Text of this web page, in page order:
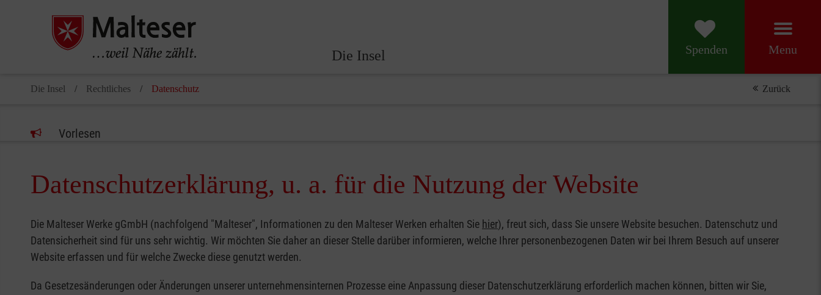
Die Insel Spenden Menu
Die Insel Rechtliches Datenschutz Zurück
Vorlesen
Datenschutzerklärung, u. a. für die Nutzung der Website
Die Malteser Werke gGmbH (nachfolgend "Malteser", Informationen zu den Malteser Werken erhalten Sie hier), freut sich, dass Sie unsere Website besuchen. Datenschutz und
Datensicherheit sind für uns sehr wichtig. Wir möchten Sie daher an dieser Stelle darüber informieren, welche Ihrer personenbezogenen Daten wir bei Ihrem Besuch auf unserer
Website erfassen und für welche Zwecke diese genutzt werden.
Da Gesetzesänderungen oder Änderungen unserer unternehmensinternen Prozesse eine Anpassung dieser Datenschutzerklärung erforderlich machen können, bitten wir Sie,